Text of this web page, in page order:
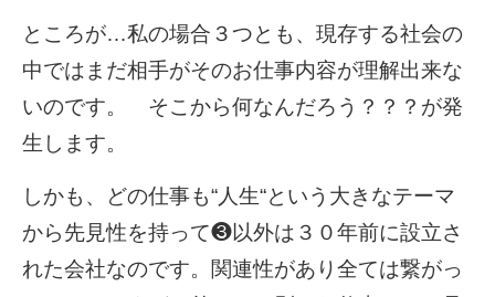
ところが…私の場合３つとも、現存する社会の
中ではまだ相手がそのお仕事内容が理解出来な
いのです。 そこから何なんだろう？？？が発
生します。
しかも、どの仕事も“人生“という大きなテーマ
から先見性を持って❸以外は３０年前に設立さ
れた会社なのです。関連性があり全ては繋がっ